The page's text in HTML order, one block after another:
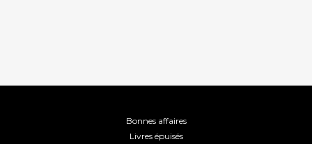
Bonnes affaires
Livres épuisés